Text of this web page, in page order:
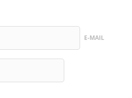
E-MAIL